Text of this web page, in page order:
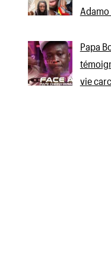
Papa
vie